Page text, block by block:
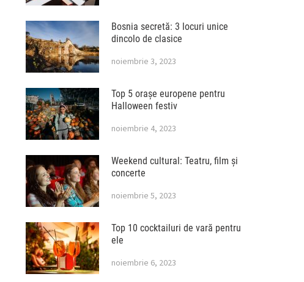
Bosnia secretă: 3 locuri unice
dincolo de clasice
noiembrie 3, 2023
Top 5 orașe europene pentru
Halloween festiv
noiembrie 4, 2023
Weekend cultural: Teatru, film și
concerte
noiembrie 5, 2023
Top 10 cocktailuri de vară pentru
ele
noiembrie 6, 2023